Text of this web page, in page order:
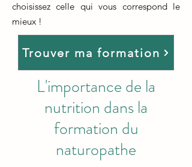
choisissez celle qui vous correspond le
mieux !
Trouver ma formation
L'importance de la
nutrition dans la
formation du
naturopathe